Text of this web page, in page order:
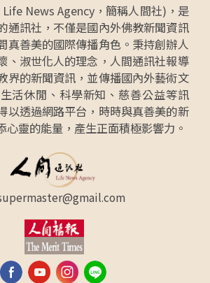
News Agency，簡稱人間社)，是
通訊社，不僅是國內外佛教新聞資訊
真善美的國際傳播角色。秉持創辦人
、淑世化人的理念，人間通訊社報導
界的新聞資訊，並傳播國內外藝術文
活休閒、科學新知、慈善公益等訊
以透過網路平台，時時與真善美的新
心靈的能量，產生正面積極影響力。